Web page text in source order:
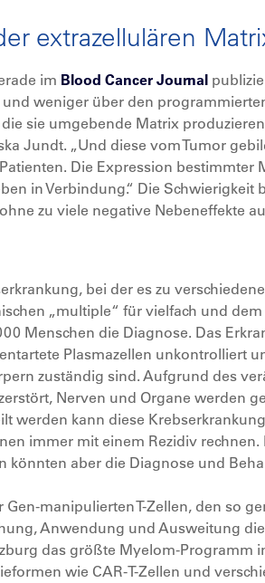
extrazellulären
im Blood Cancer Journal
weniger über den
sie umgebende Matrix
Jundt. „Und diese vom Tumor
Die Expression bestimmter
in Verbindung.“ Die Schwierigkeit
zu viele negative Nebeneffekte
bei der es zu
„multiple“ für vielfach und dem
Menschen die Diagnose. Das
Plasmazellen unkontrolliert
zuständig sind. Aufgrund des
Nerven und Organe werden
werden kann diese
immer mit einem Rezidiv rechnen.
könnten aber die Diagnose und
manipulierten T-Zellen, den so
Anwendung und Ausweitung
das größte Myelom-Programm
wie CAR-T-Zellen und